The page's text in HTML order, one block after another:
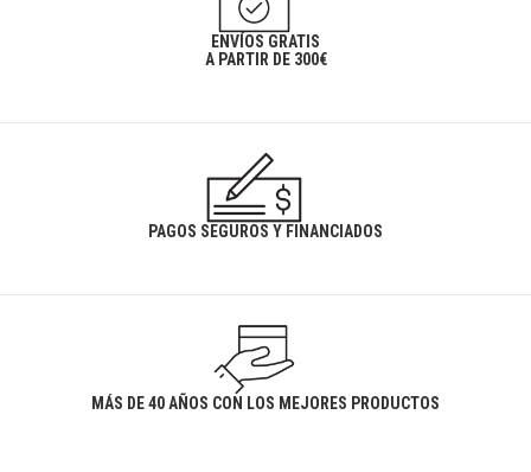
ENVÍOS GRATIS
A PARTIR DE 300€
PAGOS SEGUROS Y FINANCIADOS
MÁS DE 40 AÑOS CON LOS MEJORES PRODUCTOS